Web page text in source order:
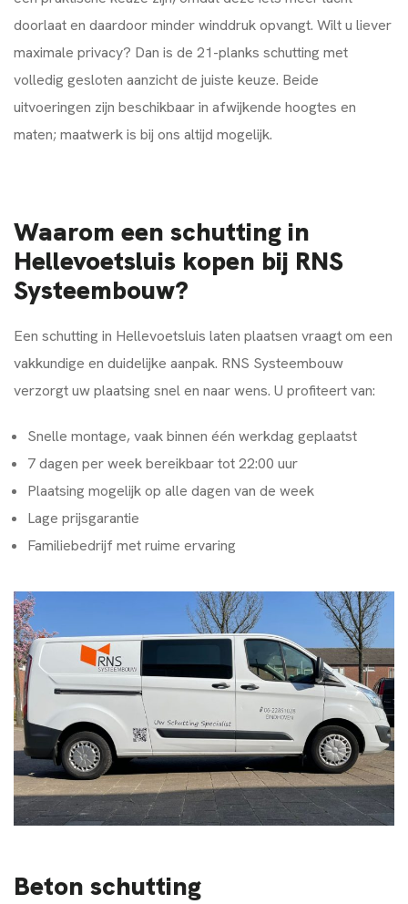
doorlaat en daardoor minder winddruk opvangt. Wilt u liever
maximale privacy? Dan is de 21-planks schutting met
volledig gesloten aanzicht de juiste keuze. Beide
uitvoeringen zijn beschikbaar in afwijkende hoogtes en
maten; maatwerk is bij ons altijd mogelijk.
Waarom een schutting in
Hellevoetsluis kopen bij RNS
Systeembouw?
Een schutting in Hellevoetsluis laten plaatsen vraagt om een
vakkundige en duidelijke aanpak. RNS Systeembouw
verzorgt uw plaatsing snel en naar wens. U profiteert van:
Snelle montage, vaak binnen één werkdag geplaatst
7 dagen per week bereikbaar tot 22:00 uur
Plaatsing mogelijk op alle dagen van de week
Lage prijsgarantie
Familiebedrijf met ruime ervaring
Beton schutting